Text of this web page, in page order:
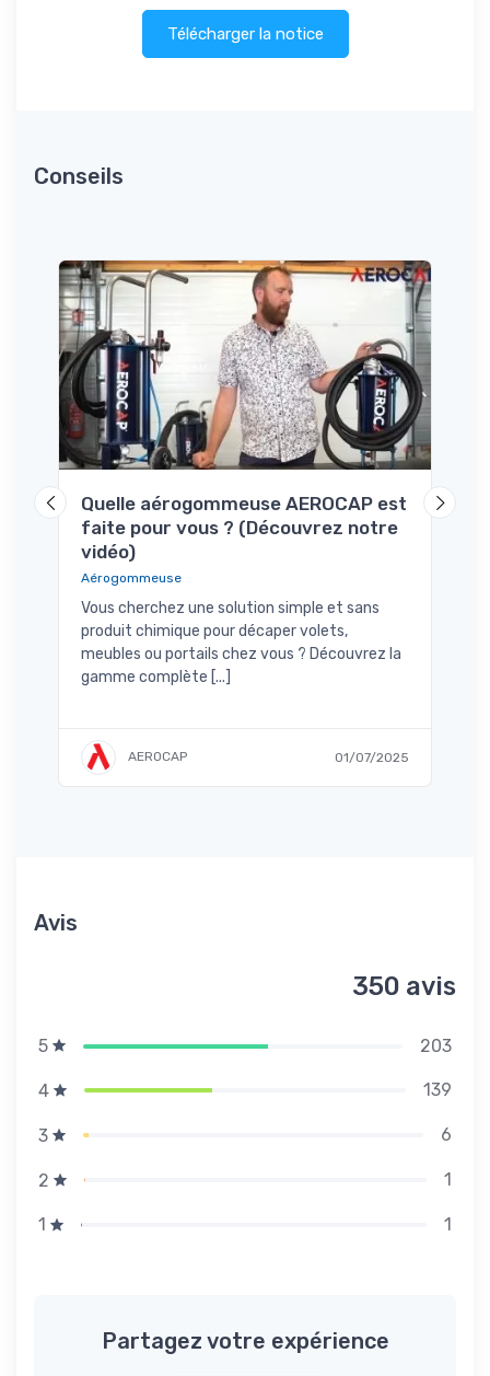
Télécharger la notice
Conseils
Quelle aérogommeuse AEROCAP est
faite pour vous ? (Découvrez notre
vidéo)
Aérogommeuse
Vous cherchez une solution simple et sans
produit chimique pour décaper volets,
meubles ou portails chez vous ? Découvrez la
gamme complète [...]
AEROCAP 01/07/2025
Avis
350 avis
5 203
4 139
3 6
2 1
1 1
Partagez votre expérience